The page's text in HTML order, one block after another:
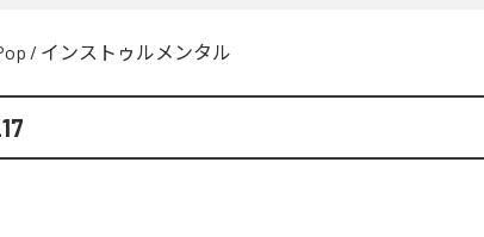
/ インストゥルメンタル